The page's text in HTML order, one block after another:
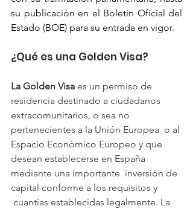
su publicación en el Boletín Oficial del
Estado (BOE) para su entrada en vigor.
¿Qué es una Golden Visa?
La Golden Visa es un permiso de
residencia destinado a ciudadanos
extracomunitarios, o sea no
pertenecientes a la Unión Europea  o al
Espacio Económico Europeo y que
desean establecerse en España
mediante una importante  inversión de
capital conforme a los requisitos y
cuantías establecidas legalmente. La